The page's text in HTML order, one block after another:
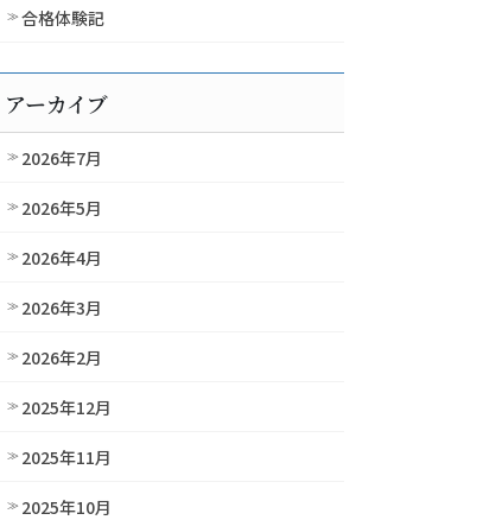
合格体験記
アーカイブ
2026年7月
2026年5月
2026年4月
2026年3月
2026年2月
2025年12月
2025年11月
2025年10月